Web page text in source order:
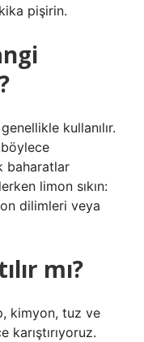
pişirin.
kullanılır.
baharatlar
limon sıkın:
dilimleri veya
mı?
kimyon, tuz ve